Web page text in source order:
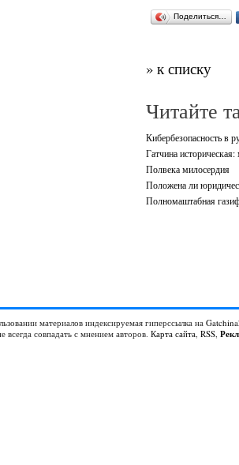
Поделиться…
» к списку
Читайте
Кибербезопасность в
Гатчина
Полвека милосердия
Положена ли
Полномаштабная
материалов индексируемая гиперссылка на
совпадать с мнением авторов. Карта сайта, RSS,